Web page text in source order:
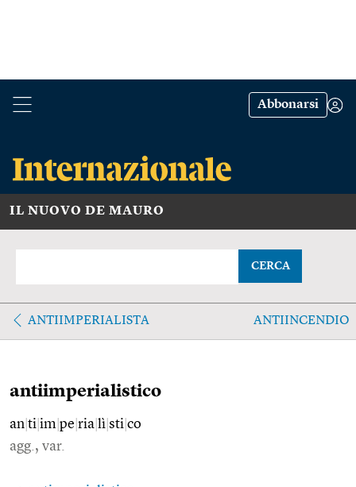
Abbonarsi
IL NUOVO DE MAURO
CERCA
ANTIIMPERIALISTA ANTIINCENDIO
antiimperialistico
an ti im pe ria lì sti co
agg., var.